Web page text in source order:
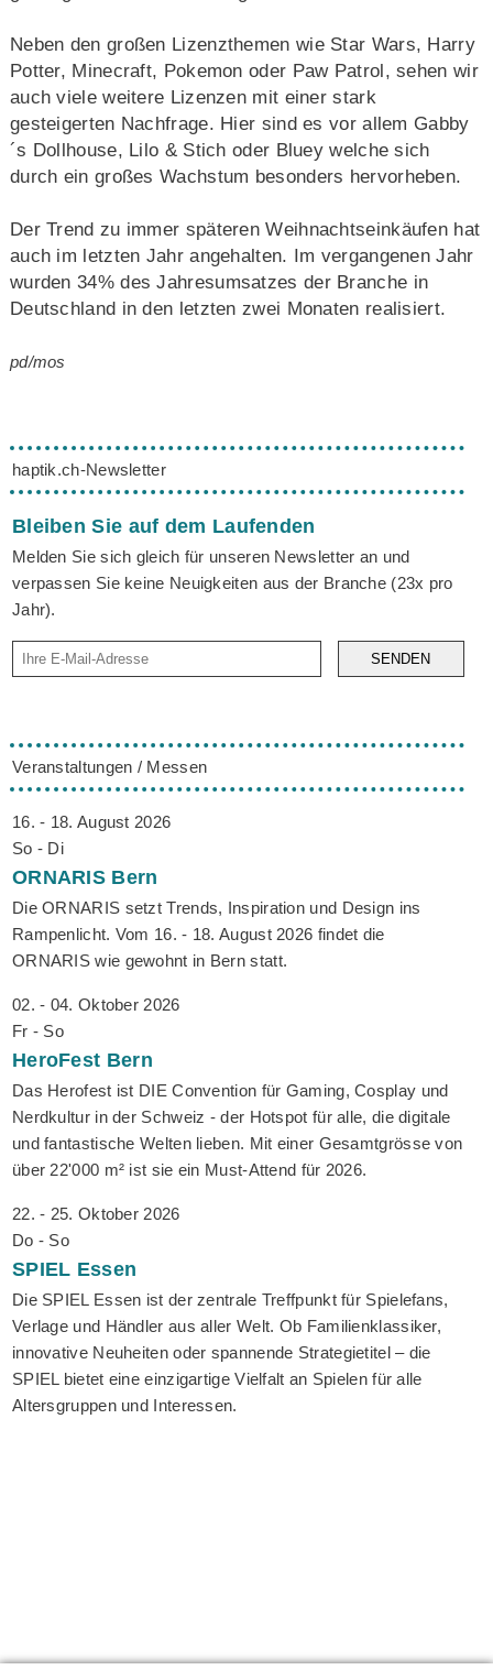
Neben den großen Lizenzthemen wie Star Wars, Harry
Potter, Minecraft, Pokemon oder Paw Patrol, sehen wir
auch viele weitere Lizenzen mit einer stark
gesteigerten Nachfrage. Hier sind es vor allem Gabby
´s Dollhouse, Lilo & Stich oder Bluey welche sich
durch ein großes Wachstum besonders hervorheben.
Der Trend zu immer späteren Weihnachtseinkäufen hat
auch im letzten Jahr angehalten. Im vergangenen Jahr
wurden 34% des Jahresumsatzes der Branche in
Deutschland in den letzten zwei Monaten realisiert.
pd/mos
haptik.ch-Newsletter
Bleiben Sie auf dem Laufenden
Melden Sie sich gleich für unseren Newsletter an und
verpassen Sie keine Neuigkeiten aus der Branche (23x pro
Jahr).
SENDEN
Veranstaltungen / Messen
16. - 18. August 2026
So - Di
ORNARIS Bern
Die ORNARIS setzt Trends, Inspiration und Design ins
Rampenlicht. Vom 16. - 18. August 2026 findet die
ORNARIS wie gewohnt in Bern statt.
02. - 04. Oktober 2026
Fr - So
HeroFest Bern
Das Herofest ist DIE Convention für Gaming, Cosplay und
Nerdkultur in der Schweiz - der Hotspot für alle, die digitale
und fantastische Welten lieben. Mit einer Gesamtgrösse von
über 22'000 m² ist sie ein Must-Attend für 2026.
22. - 25. Oktober 2026
Do - So
SPIEL Essen
Die SPIEL Essen ist der zentrale Treffpunkt für Spielefans,
Verlage und Händler aus aller Welt. Ob Familienklassiker,
innovative Neuheiten oder spannende Strategietitel – die
SPIEL bietet eine einzigartige Vielfalt an Spielen für alle
Altersgruppen und Interessen.